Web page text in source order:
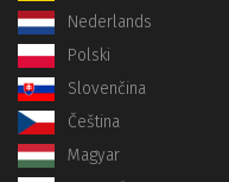
Nederlands
Polski
Slovenčina
Čeština
Magyar